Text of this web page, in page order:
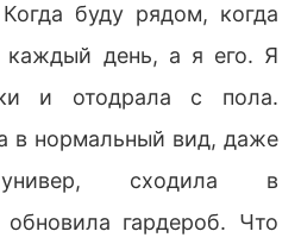
буду рядом, когда
каждый день, а я его. Я
и отодрала с пола.
в нормальный вид, даже
сходила в
гардероб. Что